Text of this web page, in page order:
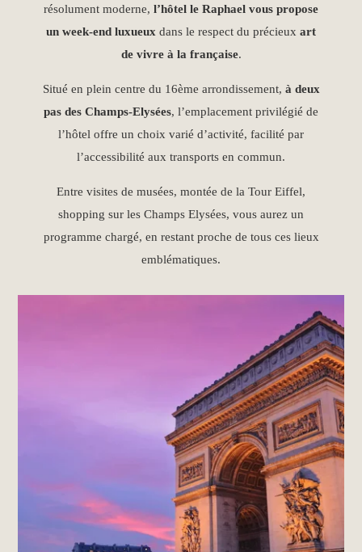
résolument moderne, l’hôtel le Raphael vous propose
un week-end luxueux dans le respect du précieux art
de vivre à la française.
Situé en plein centre du 16ème arrondissement, à deux
pas des Champs-Elysées, l’emplacement privilégié de
l’hôtel offre un choix varié d’activité, facilité par
l’accessibilité aux transports en commun.
Entre visites de musées, montée de la Tour Eiffel,
shopping sur les Champs Elysées, vous aurez un
programme chargé, en restant proche de tous ces lieux
emblématiques.